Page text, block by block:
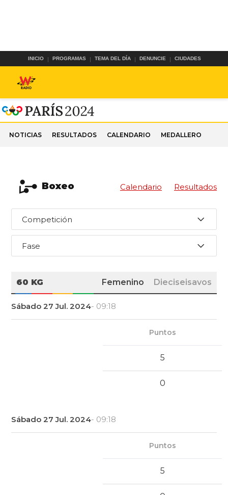
INICIO PROGRAMAS TEMA DEL DÍA DENUNCIE CIUDADES
NOTICIAS RESULTADOS CALENDARIO MEDALLERO
Boxeo Calendario Resultados
Competición
Fase
60 KG Femenino Dieciseisavos
Sábado 27 Jul. 2024- 09:18
Puntos
5
0
Sábado 27 Jul. 2024- 09:18
Puntos
5